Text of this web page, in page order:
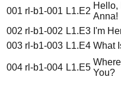
001 rl-b1-001 L1.E2
Hello,
Anna!
002 rl-b1-002 L1.E3 I'm
003 rl-b1-003 L1.E4 What
004 rl-b1-004 L1.E5
You?